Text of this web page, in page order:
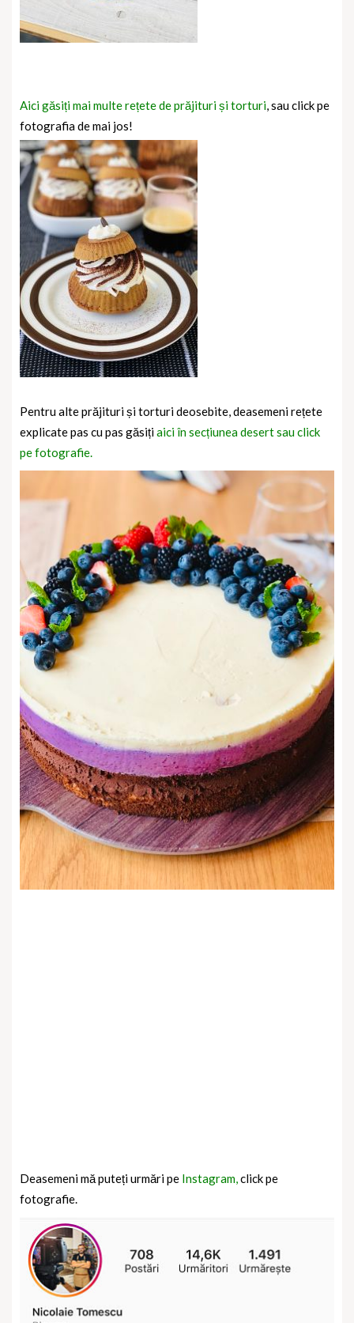
Aici găsiți mai multe rețete de prăjituri și torturi, sau click pe
fotografia de mai jos!
Pentru alte prăjituri și torturi deosebite, deasemeni rețete
explicate pas cu pas găsițiaici în secțiunea desert sau click
pe fotografie.
Deasemeni mă puteți urmări pe Instagram,click pe
fotografie.